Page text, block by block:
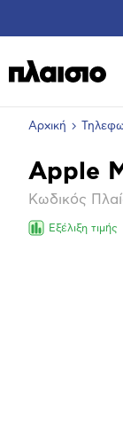
Αρχική
Βασικά
Apple
Κωδικός
Εξέλιξη τιμής